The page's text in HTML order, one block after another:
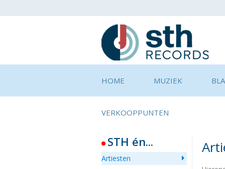
HOME MUZIEK
VERKOOPPUNTEN
STH én...
Artiesten